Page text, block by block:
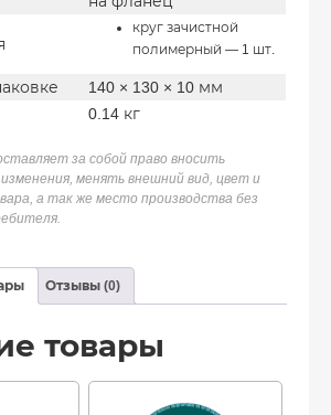
круг зачистной
полимерный — 1 шт.
140 × 130 × 10 мм
0.14 кг
за собой право вносить
менять внешний вид, цвет и
а так же место производства без
Отзывы (0)
товары